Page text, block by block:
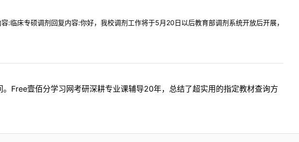
床专硕调剂回复内容:你好，我校调剂工作将于5月20日以后教育部调剂系统开放后开展，
Free壹佰分学习网考研深耕专业课辅导20年，总结了超实用的指定教材查询方